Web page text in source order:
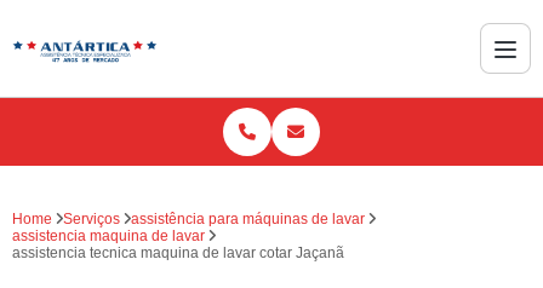
Home Serviços
assistência para máquinas de lavar
assistencia maquina de lavar
assistencia tecnica maquina de lavar cotar Jaçanã